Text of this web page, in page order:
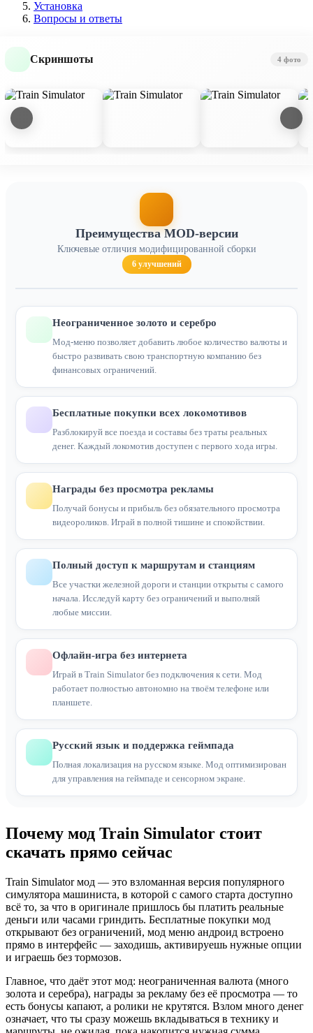
Установка
Вопросы и ответы
Скриншоты 4 фото
Преимущества MOD-версии
Ключевые отличия модифицированной сборки
6 улучшений
Неограниченное золото и серебро
Мод-меню позволяет добавить любое количество валюты и
быстро развивать свою транспортную компанию без
финансовых ограничений.
Бесплатные покупки всех локомотивов
Разблокируй все поезда и составы без траты реальных
денег. Каждый локомотив доступен с первого хода игры.
Награды без просмотра рекламы
Получай бонусы и прибыль без обязательного просмотра
видеороликов. Играй в полной тишине и спокойствии.
Полный доступ к маршрутам и станциям
Все участки железной дороги и станции открыты с самого
начала. Исследуй карту без ограничений и выполняй
любые миссии.
Офлайн-игра без интернета
Играй в Train Simulator без подключения к сети. Мод
работает полностью автономно на твоём телефоне или
планшете.
Русский язык и поддержка геймпада
Полная локализация на русском языке. Мод оптимизирован
для управления на геймпаде и сенсорном экране.
Почему мод Train Simulator стоит
скачать прямо сейчас
Train Simulator мод — это взломанная версия популярного
симулятора машиниста, в которой с самого старта доступно
всё то, за что в оригинале пришлось бы платить реальные
деньги или часами гриндить. Бесплатные покупки мод
открывают без ограничений, мод меню андроид встроено
прямо в интерфейс — заходишь, активируешь нужные опции
и играешь без тормозов.
Главное, что даёт этот мод: неограниченная валюта (много
золота и серебра), награды за рекламу без её просмотра — то
есть бонусы капают, а ролики не крутятся. Взлом много денег
означает, что ты сразу можешь вкладываться в технику и